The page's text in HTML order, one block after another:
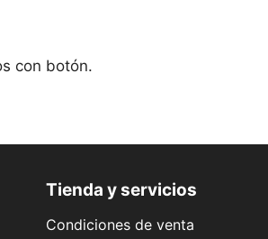
con botón.
Tienda y servicios
Condiciones de venta